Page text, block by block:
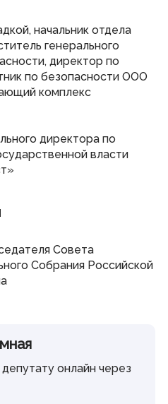
Республики Мордовия,
власти
РМ
начальник отдела
генерального
директор по
по безопасности ООО
комплекс
директора по
власти
Совета
Собрания Российской
онлайн через